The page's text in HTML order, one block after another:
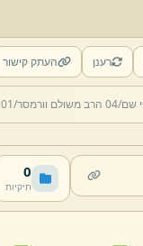
רענן העתק קישור
שם/04 הרב משולם וורמסר/ 01 הלכה/
0
תיקיות